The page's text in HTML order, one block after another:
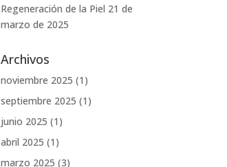
Regeneración de la Piel 21 de
marzo de 2025
Archivos
noviembre 2025 (1)
septiembre 2025 (1)
junio 2025 (1)
abril 2025 (1)
marzo 2025 (3)